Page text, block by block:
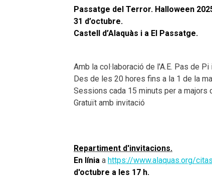
Passatge del Terror. Halloween
31 d’octubre.
Castell d’Alaquàs i a El Passatge.
Amb la col·laboració de l'A.E. Pas de
Des de les 20 hores fins a la 1 de la
Sessions cada 15 minuts per a
Gratuït amb invitació
Repartiment d'invitacions.
En línia a https://www.alaquas.org/
d'octubre a les 17 h.